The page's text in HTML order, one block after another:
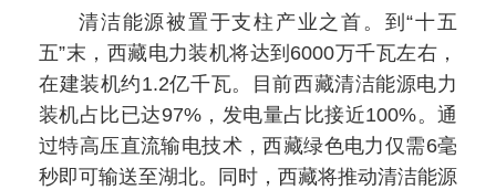
清洁能源被置于支柱产业之首。到“十五
五”末，西藏电力装机将达到6000万千瓦左右，
在建装机约1.2亿千瓦。目前西藏清洁能源电力
装机占比已达97%，发电量占比接近100%。通
过特高压直流输电技术，西藏绿色电力仅需6毫
秒即可输送至湖北。同时，西藏将推动清洁能源